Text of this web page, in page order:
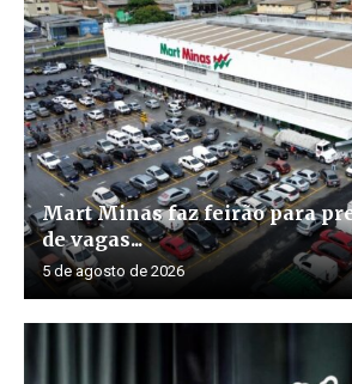
Mart Minas faz feirão para
de vagas...
5 de agosto de 2026